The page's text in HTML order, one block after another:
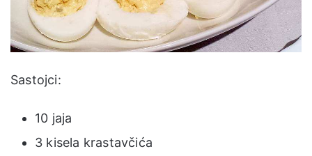
Sastojci:
10 jaja
3 kisela krastavčića